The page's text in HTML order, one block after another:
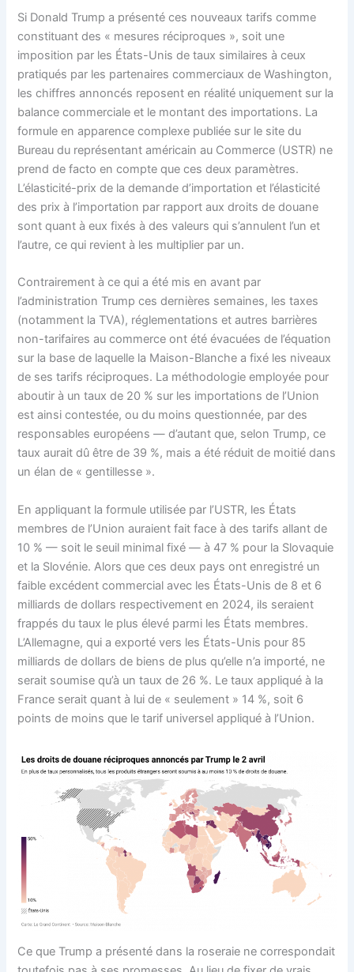
Si Donald Trump a présenté ces nouveaux tarifs comme
constituant des « mesures réciproques », soit une
imposition par les États-Unis de taux similaires à ceux
pratiqués par les partenaires commerciaux de Washington,
les chiffres annoncés reposent en réalité uniquement sur la
balance commerciale et le montant des importations. La
formule en apparence complexe publiée sur le site du
Bureau du représentant américain au Commerce (USTR) ne
prend de facto en compte que ces deux paramètres.
L’élasticité-prix de la demande d’importation et l’élasticité
des prix à l’importation par rapport aux droits de douane
sont quant à eux fixés à des valeurs qui s’annulent l’un et
l’autre, ce qui revient à les multiplier par un.
Contrairement à ce qui a été mis en avant par
l’administration Trump ces dernières semaines, les taxes
(notamment la TVA), réglementations et autres barrières
non-tarifaires au commerce ont été évacuées de l’équation
sur la base de laquelle la Maison-Blanche a fixé les niveaux
de ses tarifs réciproques. La méthodologie employée pour
aboutir à un taux de 20 % sur les importations de l’Union
est ainsi contestée, ou du moins questionnée, par des
responsables européens — d’autant que, selon Trump, ce
taux aurait dû être de 39 %, mais a été réduit de moitié dans
un élan de « gentillesse ».
En appliquant la formule utilisée par l’USTR, les États
membres de l’Union auraient fait face à des tarifs allant de
10 % — soit le seuil minimal fixé — à 47 % pour la Slovaquie
et la Slovénie. Alors que ces deux pays ont enregistré un
faible excédent commercial avec les États-Unis de 8 et 6
milliards de dollars respectivement en 2024, ils seraient
frappés du taux le plus élevé parmi les États membres.
L’Allemagne, qui a exporté vers les États-Unis pour 85
milliards de dollars de biens de plus qu’elle n’a importé, ne
serait soumise qu’à un taux de 26 %. Le taux appliqué à la
France serait quant à lui de « seulement » 14 %, soit 6
points de moins que le tarif universel appliqué à l’Union.
Ce que Trump a présenté dans la roseraie ne correspondait